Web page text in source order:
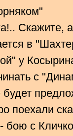
Скажите,
в
у
с
поехали
бою с